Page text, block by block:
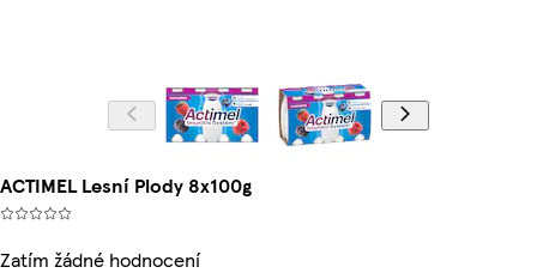
ACTIMEL Lesní Plody 8x100g
Zatím žádné hodnocení